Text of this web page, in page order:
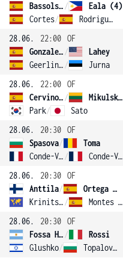
Bassols Ribera /
Eala (4)
Cortes/ Rodriguez Carretero
28.06.
22:00 OF
Gonzalez Encinas /
Lahey
Geerlings / Jurna
28.06.
22:00 OF
Cervino Ruiz /
Mikulskyte (2)
Park/ Sato
28.06.
20:30 OF
Spasova/
Toma
Conde-Vendrell / Conde-Vendrell
28.06.
20:30 OF
Anttila/
Ortega Redondo
Krinitsina / Montes Khaghani
28.06.
20:30 OF
Fossa Huergo /
Rossi
Glushko/ Topalova (3)